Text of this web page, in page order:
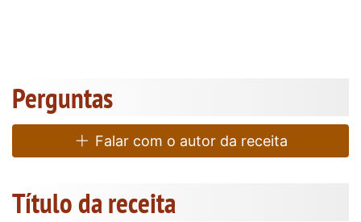
Perguntas
Falar com o autor da receita
Título da receita